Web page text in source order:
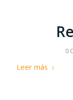
0
Leer más